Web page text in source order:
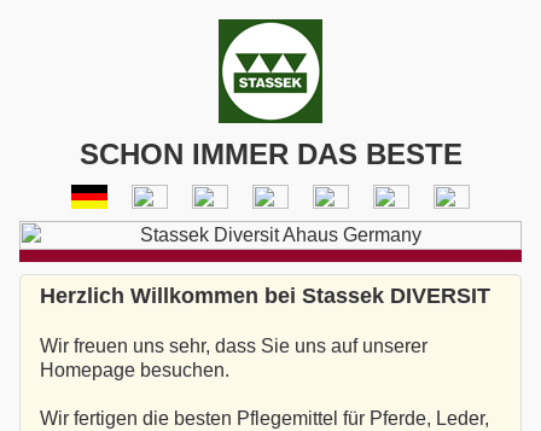
SCHON IMMER DAS BESTE
Herzlich Willkommen bei Stassek DIVERSIT
Wir freuen uns sehr, dass Sie uns auf unserer
Homepage besuchen.
Wir fertigen die besten Pflegemittel für Pferde, Leder,